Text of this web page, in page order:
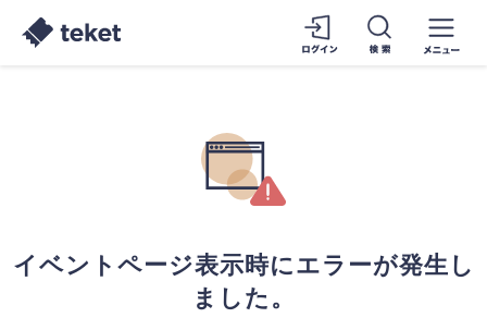
イベントページ表示時にエラーが発生し
ました。